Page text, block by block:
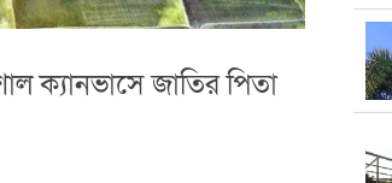
ক্যানভাসে জাতির পিতা